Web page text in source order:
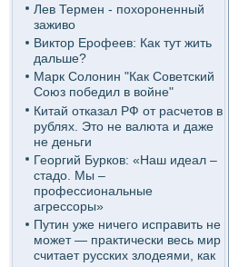
Лев Термен - похороненный
заживо
Виктор Ерофеев: Как тут жить
дальше?
Марк Солонин "Как Советский
Союз победил в войне"
Китай отказал РФ от расчетов в
рублях. Это не валюта и даже
не деньги
Георгий Бурков: «Наш идеал –
стадо. Мы –
профессиональные
агрессоры»
Путин уже ничего исправить не
может — практически весь мир
считает русских злодеями, как